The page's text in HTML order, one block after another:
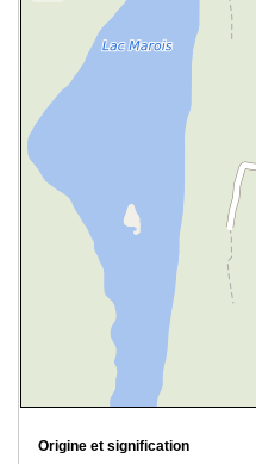
Origine et signification